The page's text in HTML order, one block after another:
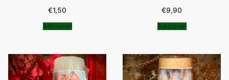
€1,50
Adicionar
€9,90
Adicionar